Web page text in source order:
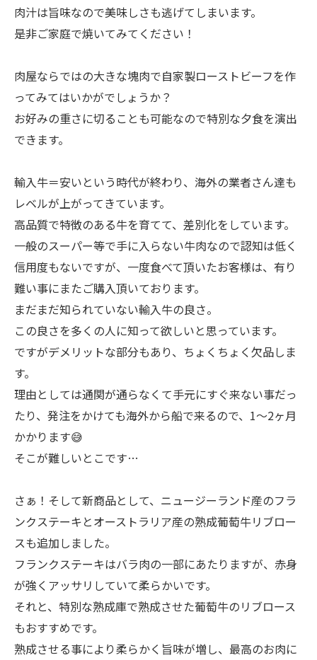
肉汁は旨味なので美味しさも逃げてしまいます。
是非ご家庭で焼いてみてください！
肉屋ならではの大きな塊肉で自家製ローストビーフを作
ってみてはいかがでしょうか？
お好みの重さに切ることも可能なので特別な夕食を演出
できます。
輸入牛＝安いという時代が終わり、海外の業者さん達も
レベルが上がってきています。
高品質で特徴のある牛を育てて、差別化をしています。
一般のスーパー等で手に入らない牛肉なので認知は低く
信用度もないですが、一度食べて頂いたお客様は、有り
難い事にまたご購入頂いております。
まだまだ知られていない輸入牛の良さ。
この良さを多くの人に知って欲しいと思っています。
ですがデメリットな部分もあり、ちょくちょく欠品しま
す。
理由としては通関が通らなくて手元にすぐ来ない事だっ
たり、発注をかけても海外から船で来るので、1〜2ヶ月
かかります😅
そこが難しいとこです…
さぁ！そして新商品として、ニュージーランド産のフラ
ンクステーキとオーストラリア産の熟成葡萄牛リブロー
スも追加しました。
フランクステーキはバラ肉の一部にあたりますが、赤身
が強くアッサリしていて柔らかいです。
それと、特別な熟成庫で熟成させた葡萄牛のリブロース
もおすすめです。
熟成させる事により柔らかく旨味が増し、最高のお肉に